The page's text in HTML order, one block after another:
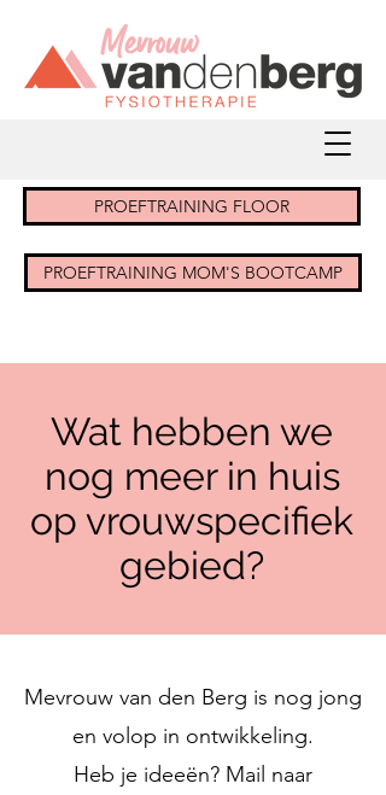
PROEFTRAINING FLOOR
PROEFTRAINING MOM'S BOOTCAMP
Wat hebben we
nog meer in huis
op vrouwspecifiek
gebied?
Mevrouw van den Berg is nog jong
en volop in ontwikkeling.
Heb je ideeën? Mail naar